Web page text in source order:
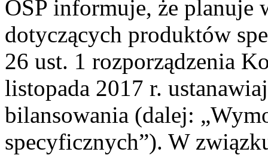
OSP informuje, że planuje
dotyczących produktów
26 ust. 1 rozporządzenia
listopada 2017 r.
bilansowania (dalej:
specyficznych”). W